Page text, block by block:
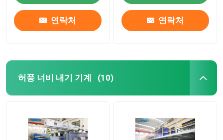
연락처 연락처
허풍 너비 내기 기계 (10)